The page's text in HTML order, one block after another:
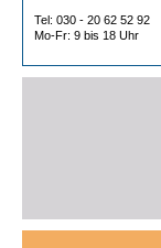
Tel: 030 - 20 62 52 92
Mo-Fr: 9 bis 18 Uhr